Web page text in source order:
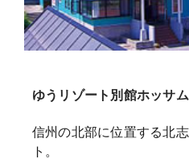
ゆうリゾート別館ホッサ
信州の北部に位置する北
ト。